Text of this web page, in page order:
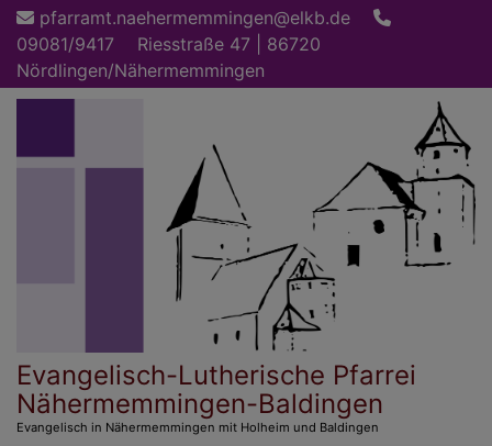
Direkt
zum
Inhalt
pfarramt.naehermemmingen@elkb.de
09081/9417
Riesstraße 47 | 86720
Nördlingen/Nähermemmingen
Evangelisch-Lutherische Pfarrei
Nähermemmingen-Baldingen
Evangelisch in Nähermemmingen mit Holheim und Baldingen